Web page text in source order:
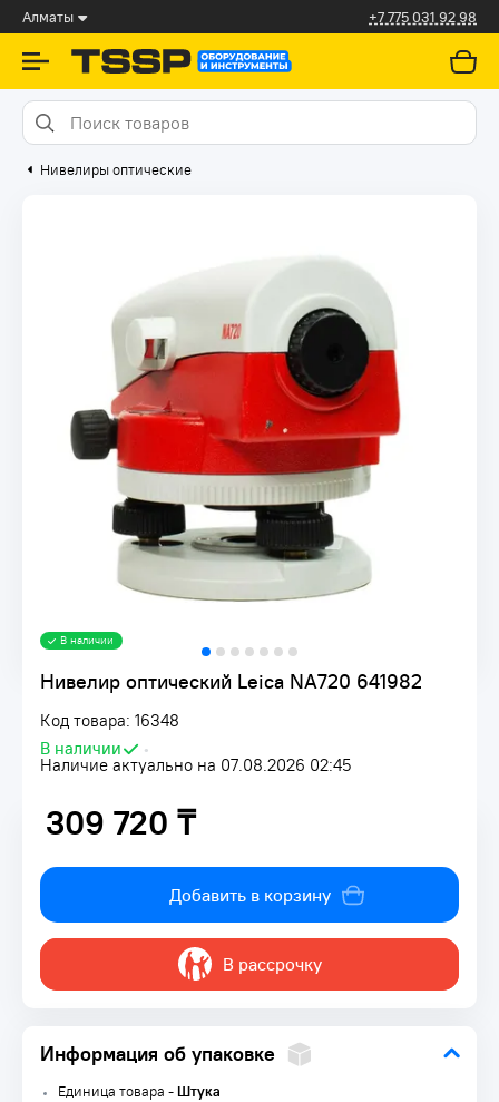
Алматы +7 775 031 92 98
Нивелиры оптические
Нивелир оптический Leica NA720 641982
Код товара: 16348
В наличии
•
Наличие актуально на 07.08.2026 02:45
В наличии
309 720 ₸
309 720 ₸
Добавить в корзину
В рассрочку
Информация об упаковке
Единица товара -Штука